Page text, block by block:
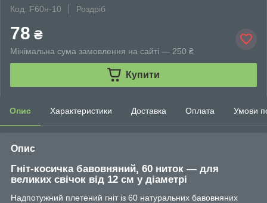
Код: F60н-10
Роздріб
78 ₴
Мінімальна сума замовлення на сайті — 250 ₴
Купити
Опис Характеристики Доставка Оплата Умови
Опис
Гніт-косичка бавовняний, 60 ниток — для
великих свічок від 12 см у діаметрі
Надпотужний плетений гніт із 60 натуральних бавовняних